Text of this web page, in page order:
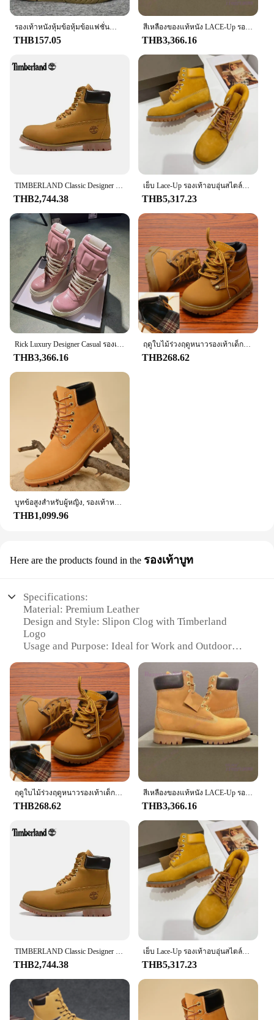
THB157.05
สีเหลืองของแท้หนัง LACE-Up รองเท้าผู้หญิงฤดูหนาวกลางแจ้ง Cool FLAT Sole สีดํา Office Lady รอบแบนรองเท้าสบาย
THB3,366.16
THB2,744.38
เย็บ Lace-Up รองเท้าอบอุ่นสไตล์อังกฤษ Casual รองเท้ารอบ Toe คู่รองเท้าหนังวัวผู้หญิง Botines Cozy Patchwork ผู้ชาย zapatos
THB5,317.23
THB3,366.16
ฤดูใบไม้ร่วงฤดูหนาวรองเท้าเด็กเด็กวัยหัดเดินแฟชั่นรองเท้าเด็กรองเท้าเด็กผู้หญิงรองเท้าบู๊ตหิมะเด็กหญิง Plush รองเท้าแฟชั่นรองเท้าขนาด
THB268.62
บูทข้อสูงสำหรับผู้หญิง, รองเท้าหนังของผู้หญิงที่มีคุณภาพสูงรองเท้าผ้าใบกลางแจ้งแฟชั่นรองเท้าคู่ผูกเชือกรองเท้าบูทหุ้มข้อกันลื่นสำหรับผู้ชาย
THB1,099.96
Here are the products found in the รองเท้าบูท
Specifications:
Material: Premium Leather
Design and Style: Slipon Clog with Timberland
Logo
Usage and Purpose: Ideal for Work and Outdoor
Performance and Property: Durable and
Comfortable
Parts and Accessories: Non-Slip Sole for Stability
Size and Fit: Available in Various Sizes to
Accommodate Different Foot Types
Features:
|Wholesale|Vendors|
**Unmatched Durability and Comfort**
Crafted from premium leather, the Timberland Men
Work Slipon Clog is designed to withstand the
comfort. The slipon design ensures a quick and easy
on and off, making it perfect for those who are
always on the move. The non-slip sole offers
superior stability, reducing the risk of slips and
falls, which is essential for safety in various work
environments.
**Versatile and Stylish**
Not only are these clogs an excellent choice for
work, but they also transition seamlessly into casual
settings. The sleek design and stylish Timberland
logo make them a versatile addition to any
wardrobe. Whether you're heading to a construction
site or meeting friends for a casual outing, these
clogs will keep you looking professional and
feeling comfortable.
ฤดูใบไม้ร่วงฤดูหนาวรองเท้าเด็กเด็กวัยหัดเดินแฟชั่นรองเท้าเด็กรองเท้าเด็กผู้หญิงรองเท้าบู๊ตหิมะเด็กหญิง Plush รองเท้าแฟชั่นรองเท้าขนาด
THB268.62
สีเหลืองของแท้หนัง LACE-Up รองเท้าผู้หญิงฤดูหนาวกลางแจ้ง Cool FLAT Sole สีดํา Office Lady รอบแบนรองเท้าสบาย
THB3,366.16
TIMBERLAND Classic Designer ข้อเท้าแพลตฟอร์มรองเท้าบุรุษสตรีรองเท้า Boot สําหรับคาวบอยเดินป่าทํางานรองเท้าบู๊ตรถจักรยานยนต์ Martin รองเท้า
THB2,744.38
เย็บ Lace-Up รองเท้าอบอุ่นสไตล์อังกฤษ Casual รองเท้ารอบ Toe คู่รองเท้าหนังวัวผู้หญิง Botines Cozy Patchwork ผู้ชาย zapatos
THB5,317.23